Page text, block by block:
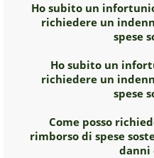
Ho subito un
richiedere un
spese
Ho subito un
richiedere un
spese
Come posso
rimborso di spese
danni